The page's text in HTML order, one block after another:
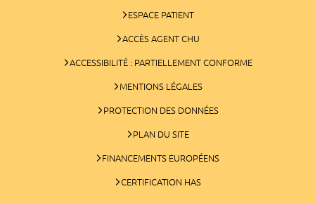
ESPACE PATIENT
ACCÈS AGENT CHU
ACCESSIBILITÉ : PARTIELLEMENT CONFORME
MENTIONS LÉGALES
PROTECTION DES DONNÉES
PLAN DU SITE
FINANCEMENTS EUROPÉENS
CERTIFICATION HAS